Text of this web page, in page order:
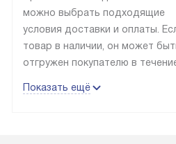
можно выбрать подходящие
условия доставки и оплаты.
товар в наличии, он может
отгружен покупателю в
лейблом доставляется
Показать ещё